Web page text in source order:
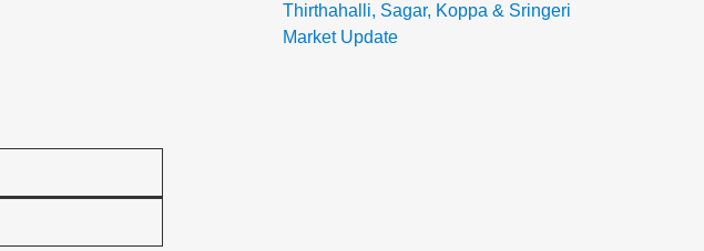
Thirthahalli, Sagar, Koppa & Sringeri
Market Update